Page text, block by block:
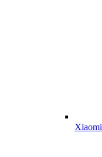
Xiaomi